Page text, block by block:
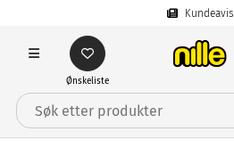
Kundeavis
Ønskeliste